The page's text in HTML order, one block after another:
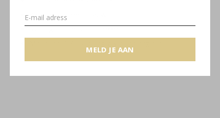
MELD JE AAN
Kleur edelsteen: blauw
Sluiting oorbel: doortrekker